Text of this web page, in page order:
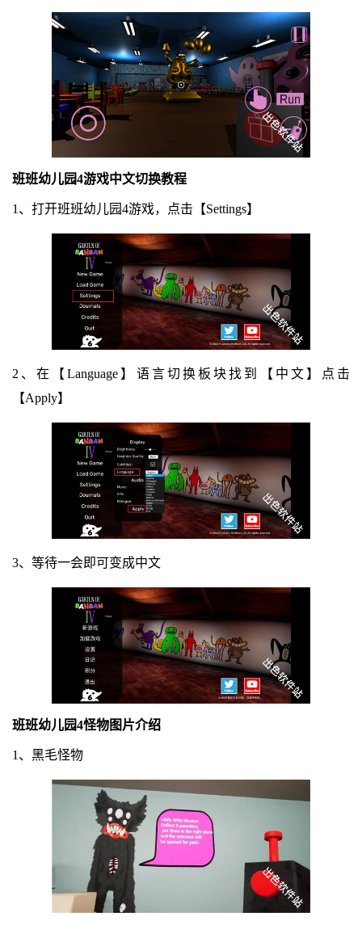
班班幼儿园4游戏中文切换教程
1、打开班班幼儿园4游戏，点击【Settings】
2、在【Language】语言切换板块找到【中文】点击
【Apply】
3、等待一会即可变成中文
班班幼儿园4怪物图片介绍
1、黑毛怪物